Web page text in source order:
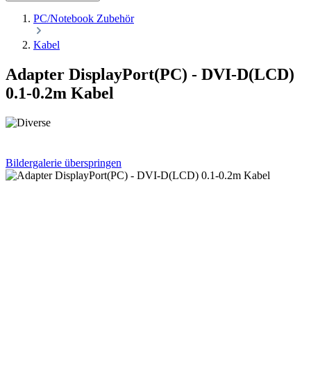
PC/Notebook Zubehör
Kabel
Adapter DisplayPort(PC) - DVI-D(LCD)
0.1-0.2m Kabel
Bildergalerie überspringen